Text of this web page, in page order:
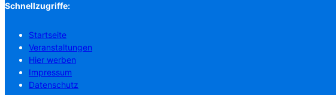
Schnellzugriffe:
Startseite
Veranstaltungen
Hier werben
Impressum
Datenschutz